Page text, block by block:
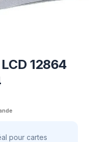
12864
pour cartes